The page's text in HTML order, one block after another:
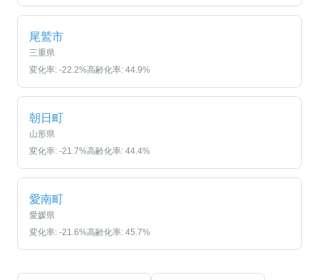
尾鷲市
三重県
変化率: -22.2%高齢化率: 44.9%
朝日町
山形県
変化率: -21.7%高齢化率: 44.4%
愛南町
愛媛県
変化率: -21.6%高齢化率: 45.7%